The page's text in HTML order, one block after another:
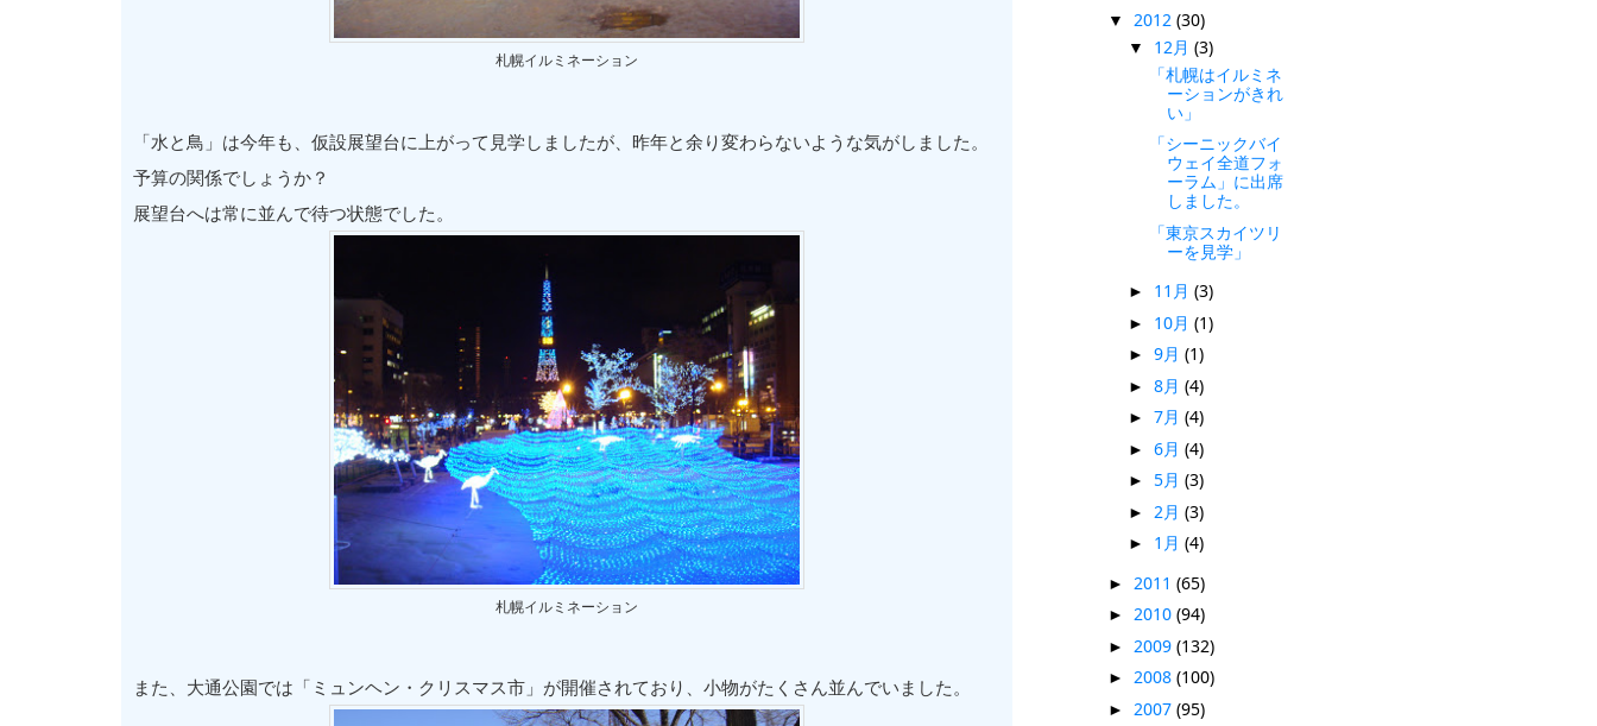
札幌イルミネーション
「水と鳥」は今年も、仮設展望台に上がって見学しましたが、昨年と余り変わらないような気がしました。
予算の関係でしょうか？
展望台へは常に並んで待つ状態でした。
札幌イルミネーション
また、大通公園では「ミュンヘン・クリスマス市」が開催されており、小物がたくさん並んでいました。
▼ 2012 (30)
▼ 12月 (3)
「札幌はイルミネ
ーションがきれ
い」
「シーニックバイ
ウェイ全道フォ
ーラム」に出席
しました。
「東京スカイツリ
ーを見学」
► 11月 (3)
► 10月 (1)
► 9月 (1)
► 8月 (4)
► 7月 (4)
► 6月 (4)
► 5月 (3)
► 2月 (3)
► 1月 (4)
► 2011 (65)
► 2010 (94)
► 2009 (132)
► 2008 (100)
► 2007 (95)